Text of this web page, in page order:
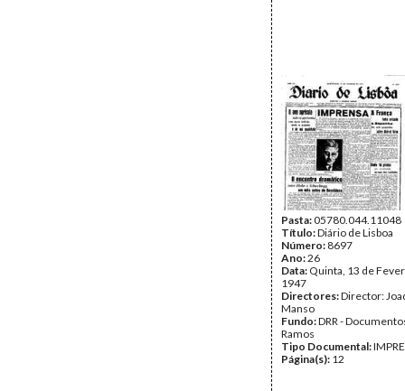
Pasta:05780.044.11048
Título:Diário de Lisboa
Número: 8697
Ano:26
Data: Quinta, 13 de
1947
Directores:Director:
Manso
Fundo:DRR -
Ramos
Tipo Documental:
Página(s): 12